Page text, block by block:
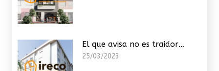
El que avisa no es traidor…
25/03/2023